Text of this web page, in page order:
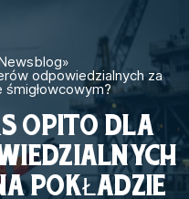
»
odpowiedzialnych za
śmigłowcowym?
OPITO DLA
POKŁADZIE